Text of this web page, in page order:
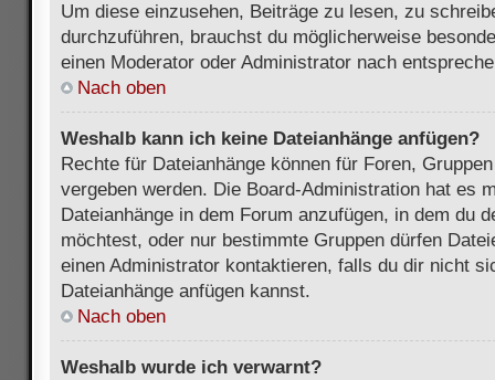
Um diese einzusehen, Beiträge zu lesen, zu
durchzuführen, brauchst du möglicherweise
einen Moderator oder Administrator nach
Nach oben
Weshalb kann ich keine Dateianhänge anfügen?
Rechte für Dateianhänge können für Foren,
vergeben werden. Die Board-Administration hat es
Dateianhänge in dem Forum anzufügen, in dem du
möchtest, oder nur bestimmte Gruppen dürfen
einen Administrator kontaktieren, falls du dir nicht
Dateianhänge anfügen kannst.
Nach oben
Weshalb wurde ich verwarnt?